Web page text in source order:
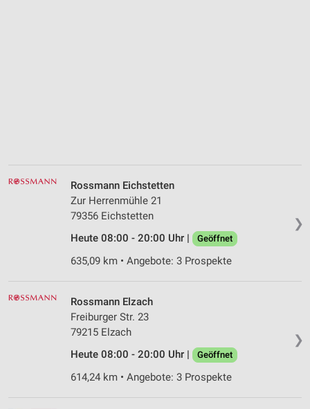
❯
Rossmann Eichstetten
Zur Herrenmühle 21
79356 Eichstetten
Heute 08:00 - 20:00 Uhr |
Geöffnet
635,09 km • Angebote: 3 Prospekte
❯
Rossmann Elzach
Freiburger Str. 23
79215 Elzach
Heute 08:00 - 20:00 Uhr |
Geöffnet
614,24 km • Angebote: 3 Prospekte